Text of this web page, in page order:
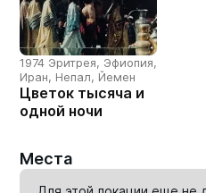
1974 Эритрея, Эфиопия,
Иран, Непал, Йемен
Цветок тысяча и
одной ночи
Места